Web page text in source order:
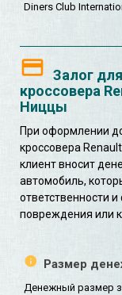
Diners Club
Залог
кроссовера
Ниццы
При оформлении
кроссовера
клиент вносит
автомобиль,
ответственности
повреждения или
Размер
Денежный размер